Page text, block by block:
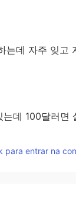
는데 자주 잊고
데 100달러면
para entrar na